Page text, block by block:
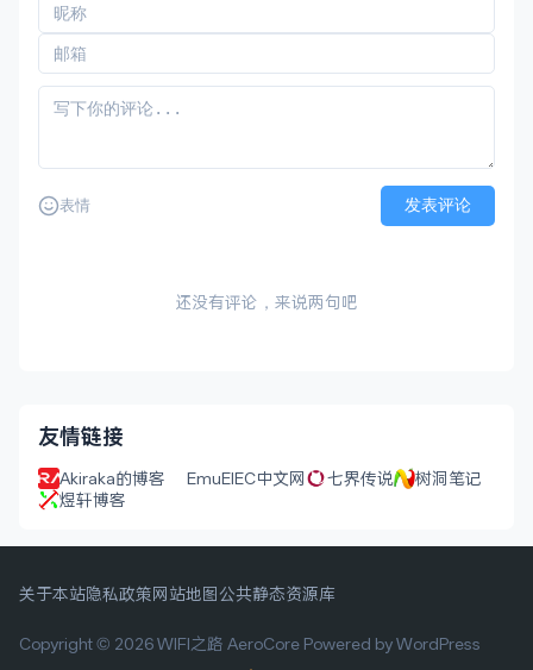
表情 发表评论
还没有评论，来说两句吧
友情链接
Akiraka的博客 EmuElEC中文网 七界传说
树洞笔记
煜轩博客
关于本站隐私政策网站地图 公共静态资源库
Copyright © 2026 WIFI之路 AeroCore Powered by WordPress